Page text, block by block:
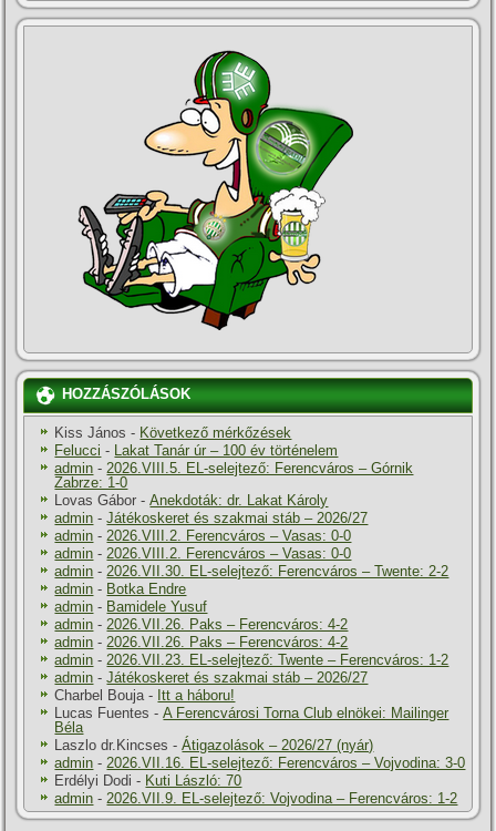
HOZZÁSZÓLÁSOK
Kiss János - Következő mérkőzések
Felucci - Lakat Tanár úr – 100 év történelem
admin -2026.VIII.5. EL-selejtező: Ferencváros – Górnik
Zabrze: 1-0
Lovas Gábor -Anekdoták: dr. Lakat Károly
admin -Játékoskeret és szakmai stáb – 2026/27
admin -2026.VIII.2. Ferencváros – Vasas: 0-0
admin -2026.VIII.2. Ferencváros – Vasas: 0-0
admin -2026.VII.30. EL-selejtező: Ferencváros – Twente: 2-2
admin - Botka Endre
admin - Bamidele Yusuf
admin -2026.VII.26. Paks – Ferencváros: 4-2
admin -2026.VII.26. Paks – Ferencváros: 4-2
admin -2026.VII.23. EL-selejtező: Twente – Ferencváros: 1-2
admin -Játékoskeret és szakmai stáb – 2026/27
Charbel Bouja- Itt a háboru!
Lucas Fuentes -A Ferencvárosi Torna Club elnökei: Mailinger
Béla
Laszlo dr.Kincses -Átigazolások – 2026/27 (nyár)
admin -2026.VII.16. EL-selejtező: Ferencváros – Vojvodina: 3-0
Erdélyi Dodi - Kuti László: 70
admin -2026.VII.9. EL-selejtező: Vojvodina – Ferencváros: 1-2